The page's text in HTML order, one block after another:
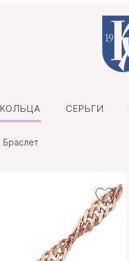
КОЛЬЦА СЕРЬГИ
Браслет